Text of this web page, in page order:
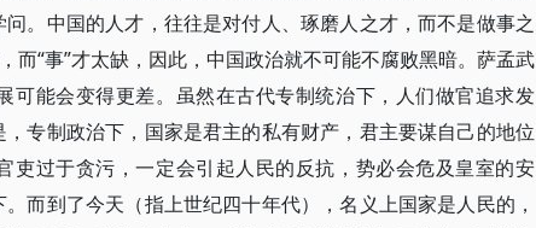
。中国的人才，往往是对付人、琢磨人之才，而不是做事之
而“事”才太缺，因此，中国政治就不可能不腐败黑暗。萨孟武
可能会变得更差。虽然在古代专制统治下，人们做官追求发
专制政治下，国家是君主的私有财产，君主要谋自己的地位
吏过于贪污，一定会引起人民的反抗，势必会危及皇室的安
而到了今天（指上世纪四十年代），名义上国家是人民的，